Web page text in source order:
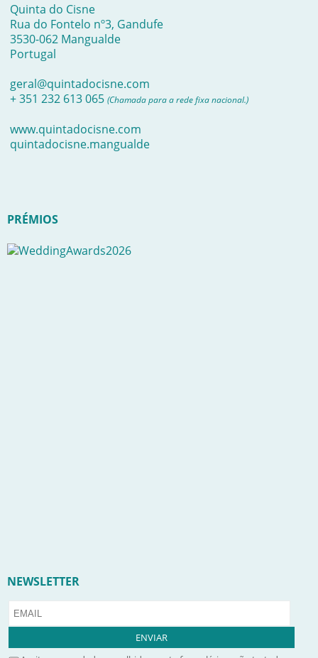
Quinta do Cisne
Rua do Fontelo nº3, Gandufe
3530-062 Mangualde
Portugal
geral@quintadocisne.com
+ 351 232 613 065 (Chamada para a rede fixa nacional.)
www.quintadocisne.com
quintadocisne.mangualde
PRÉMIOS
NEWSLETTER